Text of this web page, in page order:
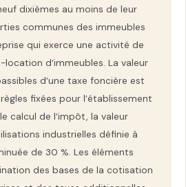
dixièmes au moins de leur
communes des immeubles
qui exerce une activité de
d’immeubles. La valeur
d’une taxe foncière est
fixées pour l’établissement
calcul de l’impôt, la valeur
industrielles définie à
de 30 %. Les éléments
des bases de la cotisation